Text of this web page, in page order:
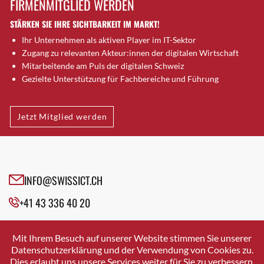
Brugg AG
Brütten
Bubendorf
Bubikon
Buchs (SG)
Bäretswil
Bülach
Cazis
Crissier
Davos Platz
Dierikon
Dietikon
FIRMENMITGLIED WERDEN
STÄRKEN SIE IHRE SICHTBARKEIT IM MARKT!
Ihr Unternehmen als aktiven Player im IT-Sektor
Zugang zu relevanten Akteur:innen der digitalen Wirtschaft
Mitarbeitende am Puls der digitalen Schweiz
Gezielte Unterstützung für Fachbereiche und Führung
Jetzt Mitglied werden
INFO@SWISSICT.CH
+41 43 336 40 20
SWISSICT
VULKANSTRASSE 120
8048 ZURICH
Mit Ihrem Besuch auf unserer Website stimmen Sie unserer
Datenschutzerklärung und der Verwendung von Cookies zu.
Dies erlaubt uns unsere Services weiter für Sie zu verbessern.